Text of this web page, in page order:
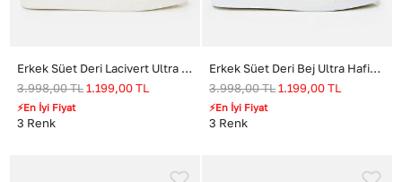
Erkek Süet Deri Lacivert Ultra Hafif Tabanlı Günlük Ayakkabı
3.998,00TL 1.199,00 TL
⚡En İyi Fiyat
3 Renk
Erkek Süet Deri Bej Ultra Hafif Tabanlı Günlük Ayakkabı
3.998,00TL1.199,00 TL
⚡En İyi Fiyat
3 Renk